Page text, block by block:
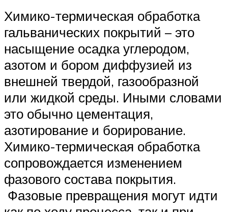
Химико-термическая обработка
гальванических покрытий – это
насыщение осадка углеродом,
азотом и бором диффузией из
внешней твердой, газообразной
или жидкой среды. Иными словами
это обычно цементация,
азотирование и борирование.
Химико-термическая обработка
сопровождается изменением
фазового состава покрытия.
Фазовые превращения могут идти